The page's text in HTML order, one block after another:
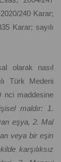
240 Karar;
Karar; sayılı
olarak nasıl
Türk Medeni
nci maddesine
maldır: 1.
eşya, 2. Mal
veya bir eşin
karşılıksız